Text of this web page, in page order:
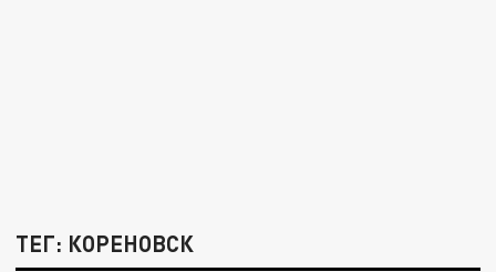
ТЕГ: КОРЕНОВСК